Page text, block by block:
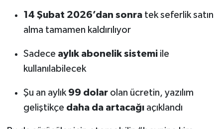
14 Şubat 2026’dan sonratek seferlik satın
alma tamamen kaldırılıyor
Sadece aylık abonelik sistemiile
kullanılabilecek
Şu an aylık 99 dolarolan ücretin, yazılım
geliştikçe daha da artacağıaçıklandı